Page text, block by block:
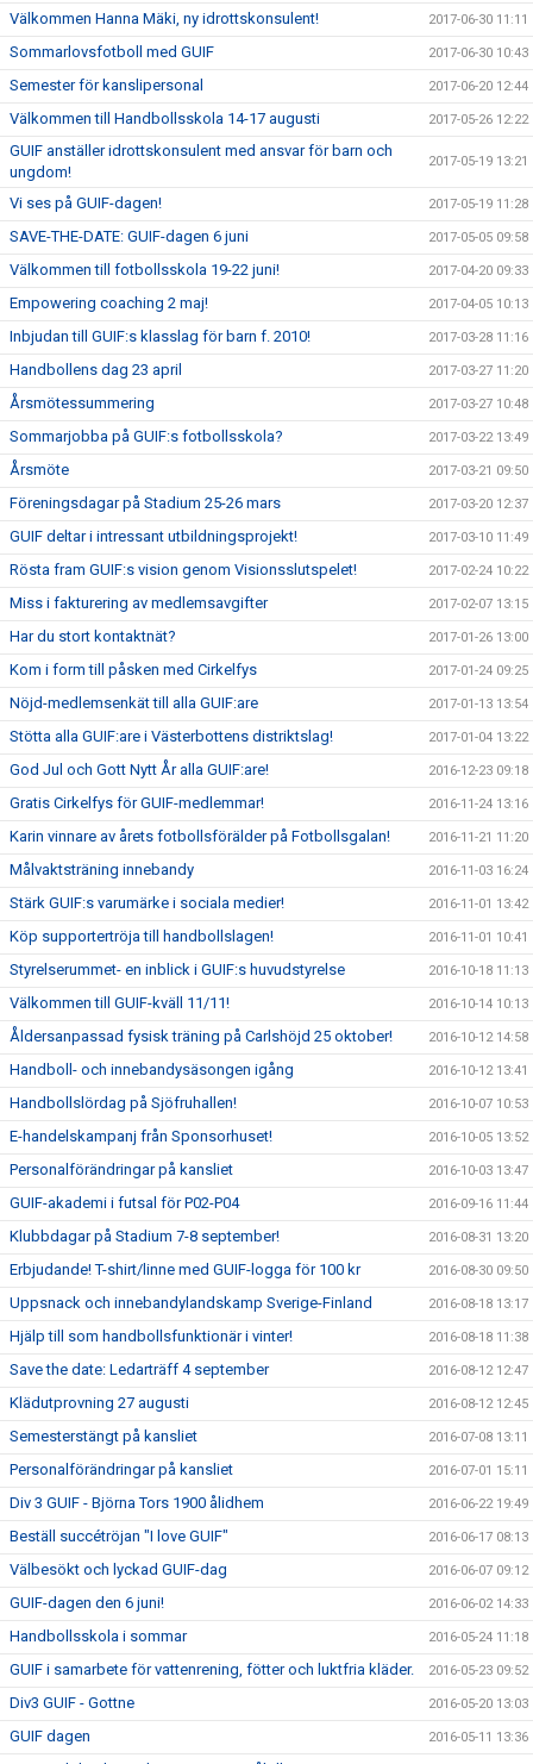
Välkommen Hanna Mäki, ny idrottskonsulent! 2017-06-30 11:11
Sommarlovsfotboll med GUIF 2017-06-30 10:43
Semester för kanslipersonal 2017-06-20 12:44
Välkommen till Handbollsskola 14-17 augusti 2017-05-26 12:22
GUIF anställer idrottskonsulent med ansvar för barn och
ungdom!
2017-05-19 13:21
Vi ses på GUIF-dagen! 2017-05-19 11:28
SAVE-THE-DATE: GUIF-dagen 6 juni 2017-05-05 09:58
Välkommen till fotbollsskola 19-22 juni! 2017-04-20 09:33
Empowering coaching 2 maj! 2017-04-05 10:13
Inbjudan till GUIF:s klasslag för barn f. 2010! 2017-03-28 11:16
Handbollens dag 23 april 2017-03-27 11:20
Årsmötessummering 2017-03-27 10:48
Sommarjobba på GUIF:s fotbollsskola? 2017-03-22 13:49
Årsmöte 2017-03-21 09:50
Föreningsdagar på Stadium 25-26 mars 2017-03-20 12:37
GUIF deltar i intressant utbildningsprojekt! 2017-03-10 11:49
Rösta fram GUIF:s vision genom Visionsslutspelet! 2017-02-24 10:22
Miss i fakturering av medlemsavgifter 2017-02-07 13:15
Har du stort kontaktnät? 2017-01-26 13:00
Kom i form till påsken med Cirkelfys 2017-01-24 09:25
Nöjd-medlemsenkät till alla GUIF:are 2017-01-13 13:54
Stötta alla GUIF:are i Västerbottens distriktslag! 2017-01-04 13:22
God Jul och Gott Nytt År alla GUIF:are! 2016-12-23 09:18
Gratis Cirkelfys för GUIF-medlemmar! 2016-11-24 13:16
Karin vinnare av årets fotbollsförälder på Fotbollsgalan! 2016-11-21 11:20
Målvaktsträning innebandy 2016-11-03 16:24
Stärk GUIF:s varumärke i sociala medier! 2016-11-01 13:42
Köp supportertröja till handbollslagen! 2016-11-01 10:41
Styrelserummet- en inblick i GUIF:s huvudstyrelse 2016-10-18 11:13
Välkommen till GUIF-kväll 11/11! 2016-10-14 10:13
Åldersanpassad fysisk träning på Carlshöjd 25 oktober! 2016-10-12 14:58
Handboll- och innebandysäsongen igång 2016-10-12 13:41
Handbollslördag på Sjöfruhallen! 2016-10-07 10:53
E-handelskampanj från Sponsorhuset! 2016-10-05 13:52
Personalförändringar på kansliet 2016-10-03 13:47
GUIF-akademi i futsal för P02-P04 2016-09-16 11:44
Klubbdagar på Stadium 7-8 september! 2016-08-31 13:20
Erbjudande! T-shirt/linne med GUIF-logga för 100 kr 2016-08-30 09:50
Uppsnack och innebandylandskamp Sverige-Finland 2016-08-18 13:17
Hjälp till som handbollsfunktionär i vinter! 2016-08-18 11:38
Save the date: Ledarträff 4 september 2016-08-12 12:47
Klädutprovning 27 augusti 2016-08-12 12:45
Semesterstängt på kansliet 2016-07-08 13:11
Personalförändringar på kansliet 2016-07-01 15:11
Div 3 GUIF - Björna Tors 1900 ålidhem 2016-06-22 19:49
Beställ succétröjan "I love GUIF" 2016-06-17 08:13
Välbesökt och lyckad GUIF-dag 2016-06-07 09:12
GUIF-dagen den 6 juni! 2016-06-02 14:33
Handbollsskola i sommar 2016-05-24 11:18
GUIF i samarbete för vattenrening, fötter och luktfria kläder. 2016-05-23 09:52
Div3 GUIF - Gottne 2016-05-20 13:03
GUIF dagen 2016-05-11 13:36